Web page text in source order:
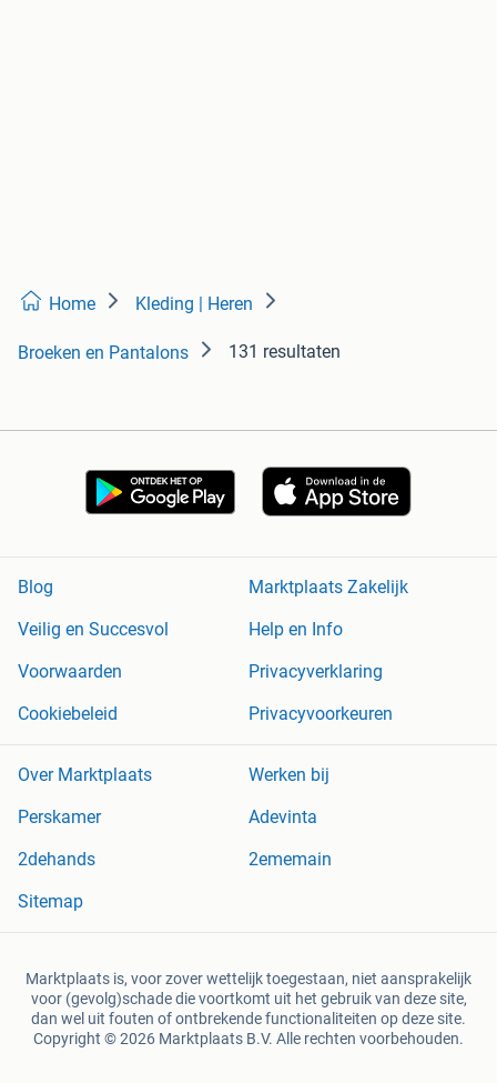
Home Kleding | Heren
Broeken en Pantalons 131 resultaten
Blog
Marktplaats Zakelijk
Veilig en Succesvol
Help en Info
Voorwaarden
Privacyverklaring
Cookiebeleid
Privacyvoorkeuren
Over Marktplaats
Werken bij
Perskamer
Adevinta
2dehands
2ememain
Sitemap
Marktplaats is, voor zover wettelijk toegestaan, niet aansprakelijk
voor (gevolg)schade die voortkomt uit het gebruik van deze site,
dan wel uit fouten of ontbrekende functionaliteiten op deze site.
Copyright © 2026 Marktplaats B.V. Alle rechten voorbehouden.